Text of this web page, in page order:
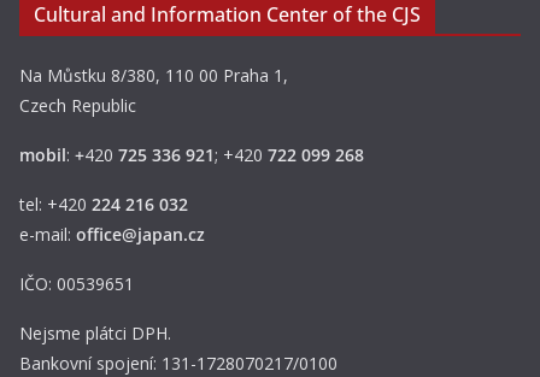
Cultural and Information Center of the CJS
Na Můstku 8/380, 110 00 Praha 1,
Czech Republic
mobil: +420 725 336 921; +420 722 099 268
tel: +420 224 216 032
e-mail: office@japan.cz
IČO: 00539651
Nejsme plátci DPH.
Bankovní spojení: 131-1728070217/0100